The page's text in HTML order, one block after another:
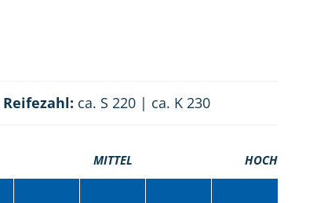
Reifezahl: ca. S 220 | ca. K 230
MITTEL HOCH